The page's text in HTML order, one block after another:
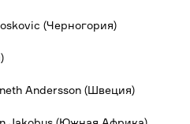
(Черногория)
Andersson (Швеция)